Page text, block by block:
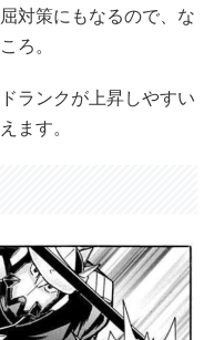
対策にもなるので、な
ろ。
ランクが上昇しやすい
ます。